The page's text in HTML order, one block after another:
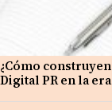
¿Cómo
Digital PR en la